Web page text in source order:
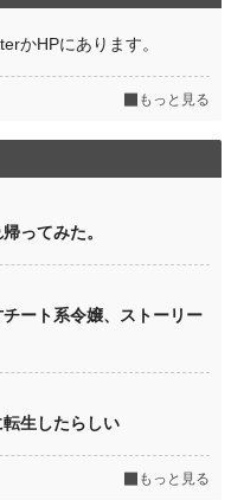
かHPにあります。
もっと見る
ってみた。
ート系令嬢、ストーリー
生したらしい
もっと見る